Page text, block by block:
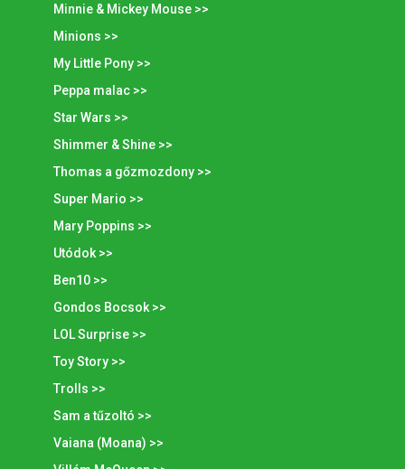
Minnie & Mickey Mouse >>
Minions >>
My Little Pony >>
Peppa malac >>
Star Wars >>
Shimmer & Shine >>
Thomas a gőzmozdony >>
Super Mario >>
Mary Poppins >>
Utódok >>
Ben10 >>
Gondos Bocsok >>
LOL Surprise >>
Toy Story >>
Trolls >>
Sam a tűzoltó >>
Vaiana (Moana) >>